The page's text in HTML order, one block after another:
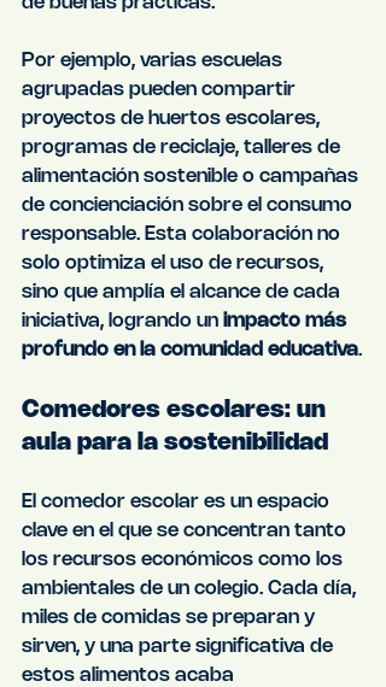
Por ejemplo, varias escuelas
agrupadas pueden compartir
proyectos de huertos escolares,
programas de reciclaje, talleres de
alimentación sostenible o campañas
de concienciación sobre el consumo
responsable. Esta colaboración no
solo optimiza el uso de recursos,
sino que amplía el alcance de cada
iniciativa, logrando un impacto más
profundo en la comunidad educativa.
Comedores escolares: un
aula para la sostenibilidad
El comedor escolar es un espacio
clave en el que se concentran tanto
los recursos económicos como los
ambientales de un colegio. Cada día,
miles de comidas se preparan y
sirven, y una parte significativa de
estos alimentos acaba